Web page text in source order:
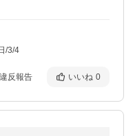
/3/4
違反報告 いいね 0